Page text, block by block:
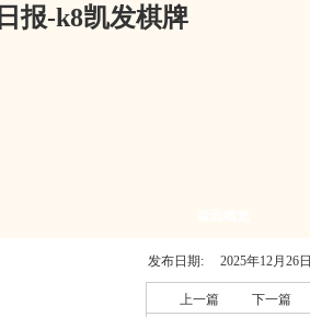
报-k8凯发棋牌
发布日期: 2025年12月26日
上一篇 下一篇